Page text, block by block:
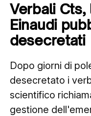
Tutti gli articoli
Chi siamo
Contatti
Verbali Cts,
Einaudi
desecretati
Dopo giorni di
desecretato i
scientifico
gestione